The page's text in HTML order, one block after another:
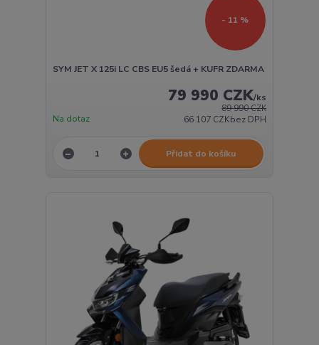
- 11 %
SYM JET X 125i LC CBS EU5 šedá + KUFR ZDARMA
89 990 CZK
79 990 CZK/ks
66 107 CZKbez DPH
Na dotaz
Přidat do košíku